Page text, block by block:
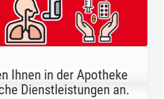
Ihnen in der Apotheke
Dienstleistungen an.